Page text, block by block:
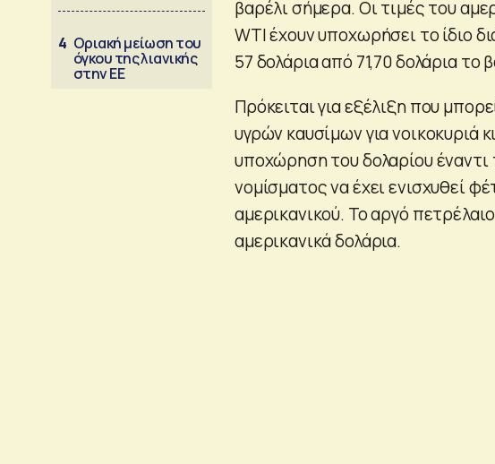
4 Οριακή μείωση του
όγκου της λιανικής
στην ΕΕ
βαρέλι σήμερα. Οι τιμές του
WTI έχουν υποχωρήσει το ίδιο
57 δολάρια από 71,70 δολάρια το
Πρόκειται για εξέλιξη που
υγρών καυσίμων για νοικοκυριά
υποχώρηση του δολαρίου έναντι
νομίσματος να έχει ενισχυθεί
αμερικανικού. Το αργό
αμερικανικά δολάρια.